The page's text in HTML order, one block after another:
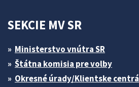
SEKCIE MV SR
Ministerstvo vnútra SR
Štátna komisia pre volby
Okresné úrady/Klientske centrá